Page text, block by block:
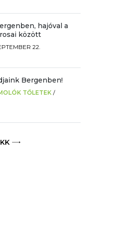
hajóval a
között
22.
Bergenben!
TŐLETEK /